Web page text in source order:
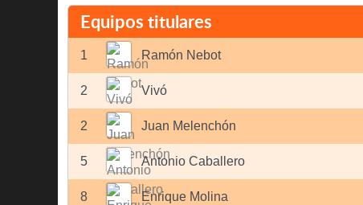
Equipos titulares
1 Ramón Nebot
2 Vivó
2 Juan Melenchón
5 Antonio Caballero
8 Enrique Molina